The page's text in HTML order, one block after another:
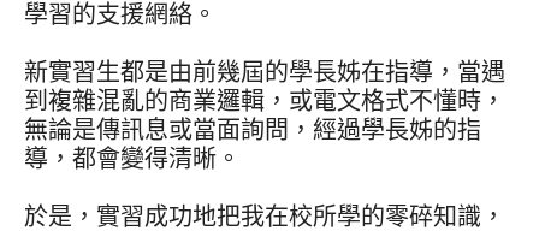
學習的支援網絡。
新實習生都是由前幾屆的學長姊在指導，當遇
到複雜混亂的商業邏輯，或電文格式不懂時，
無論是傳訊息或當面詢問，經過學長姊的指
導，都會變得清晰。
於是，實習成功地把我在校所學的零碎知識，